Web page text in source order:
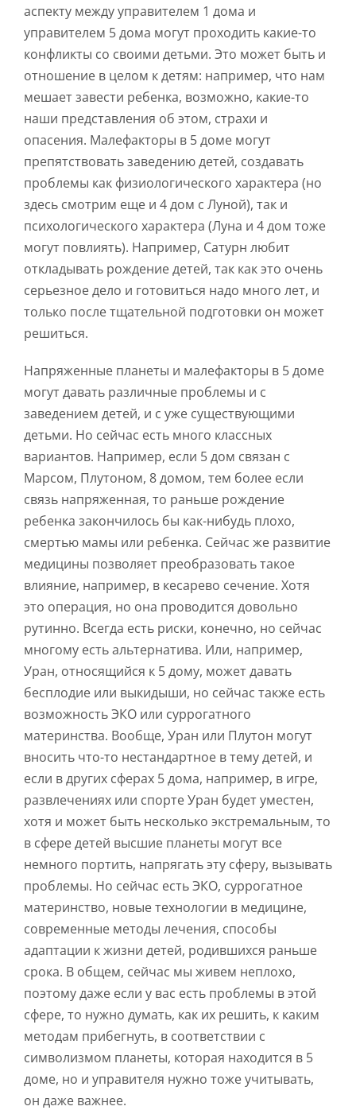
аспекту между управителем 1 дома и
управителем 5 дома могут проходить какие-то
конфликты со своими детьми. Это может быть и
отношение в целом к детям: например, что нам
мешает завести ребенка, возможно, какие-то
наши представления об этом, страхи и
опасения. Малефакторы в 5 доме могут
препятствовать заведению детей, создавать
проблемы как физиологического характера (но
здесь смотрим еще и 4 дом с Луной), так и
психологического характера (Луна и 4 дом тоже
могут повлиять). Например, Сатурн любит
откладывать рождение детей, так как это очень
серьезное дело и готовиться надо много лет, и
только после тщательной подготовки он может
решиться.
Напряженные планеты и малефакторы в 5 доме
могут давать различные проблемы и с
заведением детей, и с уже существующими
детьми. Но сейчас есть много классных
вариантов. Например, если 5 дом связан с
Марсом, Плутоном, 8 домом, тем более если
связь напряженная, то раньше рождение
ребенка закончилось бы как-нибудь плохо,
смертью мамы или ребенка. Сейчас же развитие
медицины позволяет преобразовать такое
влияние, например, в кесарево сечение. Хотя
это операция, но она проводится довольно
рутинно. Всегда есть риски, конечно, но сейчас
многому есть альтернатива. Или, например,
Уран, относящийся к 5 дому, может давать
бесплодие или выкидыши, но сейчас также есть
возможность ЭКО или суррогатного
материнства. Вообще, Уран или Плутон могут
вносить что-то нестандартное в тему детей, и
если в других сферах 5 дома, например, в игре,
развлечениях или спорте Уран будет уместен,
хотя и может быть несколько экстремальным, то
в сфере детей высшие планеты могут все
немного портить, напрягать эту сферу, вызывать
проблемы. Но сейчас есть ЭКО, суррогатное
материнство, новые технологии в медицине,
современные методы лечения, способы
адаптации к жизни детей, родившихся раньше
срока. В общем, сейчас мы живем неплохо,
поэтому даже если у вас есть проблемы в этой
сфере, то нужно думать, как их решить, к каким
методам прибегнуть, в соответствии с
символизмом планеты, которая находится в 5
доме, но и управителя нужно тоже учитывать,
он даже важнее.